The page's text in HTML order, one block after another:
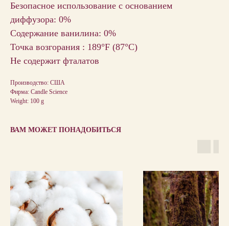
Безопасное использование с основанием
диффузора: 0%
Содержание ванилина: 0%
Точка возгорания : 189°F (87°С)
Не содержит фталатов
Производство: США
Фирма: Candle Science
Weight: 100 g
ВАМ МОЖЕТ ПОНАДОБИТЬСЯ